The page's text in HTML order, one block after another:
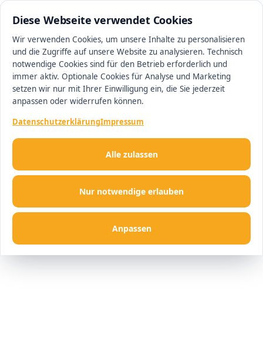
Diese Webseite verwendet Cookies
Wir verwenden Cookies, um unsere Inhalte zu personalisieren
und die Zugriffe auf unsere Website zu analysieren. Technisch
notwendige Cookies sind für den Betrieb erforderlich und
immer aktiv. Optionale Cookies für Analyse und Marketing
setzen wir nur mit Ihrer Einwilligung ein, die Sie jederzeit
anpassen oder widerrufen können.
DatenschutzerklärungImpressum
Nur notwendige erlauben
Anpassen
Alle zulassen